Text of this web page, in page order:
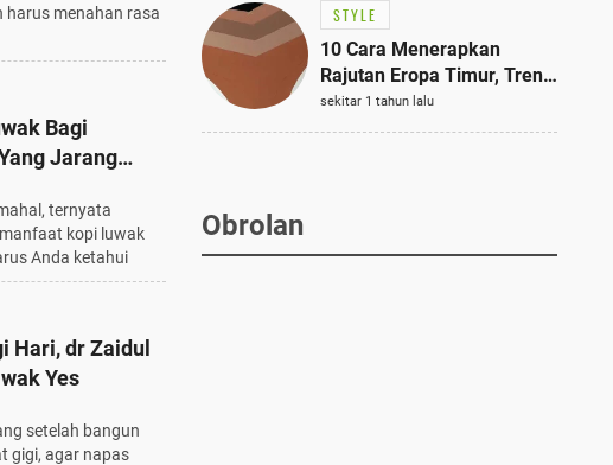
harus menahan rasa
Bagi
Jarang
ternyata
kopi luwak
Anda ketahui
Hari, dr Zaidul
Yes
setelah bangun
gigi, agar napas
STYLE
10 Cara Menerapkan
Rajutan Eropa Timur, Tren
Mode Terbaik dan Paling
Dicari 2023
sekitar 1 tahun lalu
Obrolan